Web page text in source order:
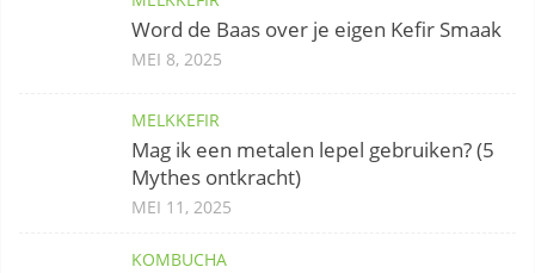
Word de Baas over je eigen Kefir Smaak
MEI 8, 2025
MELKKEFIR
Mag ik een metalen lepel gebruiken? (5
Mythes ontkracht)
MEI 11, 2025
KOMBUCHA